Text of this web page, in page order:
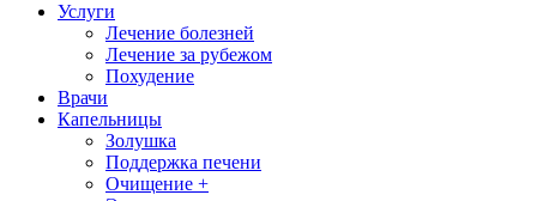
Услуги
Лечение болезней
Лечение за рубежом
Похудение
Врачи
Капельницы
Золушка
Поддержка печени
Очищение +